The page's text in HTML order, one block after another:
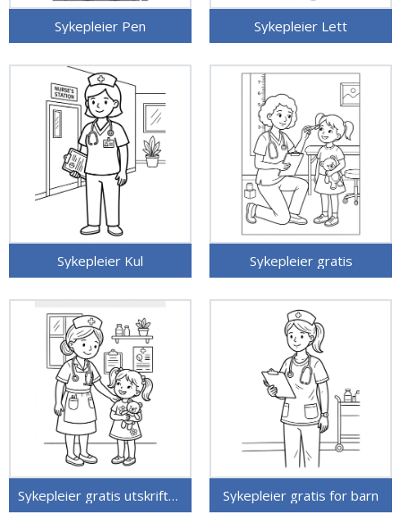
Sykepleier Pen Sykepleier Lett
Sykepleier Kul Sykepleier gratis
Sykepleier gratis utskriftbar Sykepleier gratis for barn